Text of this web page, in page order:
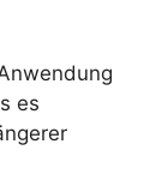
es